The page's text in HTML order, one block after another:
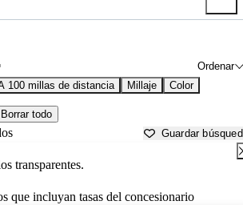
Ordenar
100 millas de distancia Millaje Color
Borrar todo
Guardar
transparentes.
que incluyan tasas del concesionario